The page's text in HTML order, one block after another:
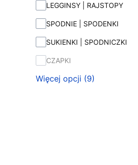
LEGGINSY | RAJSTOPY
SPODNIE | SPODENKI
SUKIENKI | SPODNICZKI
CZAPKI
Więcej opcji (9)